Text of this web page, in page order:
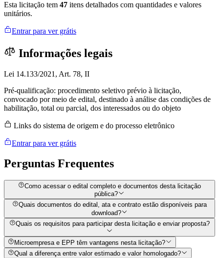
Esta licitação tem 47 itens detalhados com quantidades e valores
unitários.
Entrar para ver grátis
Informações legais
Lei 14.133/2021, Art. 78, II
Pré-qualificação: procedimento seletivo prévio à licitação,
convocado por meio de edital, destinado à análise das condições de
habilitação, total ou parcial, dos interessados ou do objeto
Links do sistema de origem e do processo eletrônico
Entrar para ver grátis
Perguntas Frequentes
Como acessar o edital completo e documentos desta licitação
pública?
Quais documentos do edital, ata e contrato estão disponíveis para
download?
Quais os requisitos para participar desta licitação e enviar proposta?
Microempresa e EPP têm vantagens nesta licitação?
Qual a diferença entre valor estimado e valor homologado?